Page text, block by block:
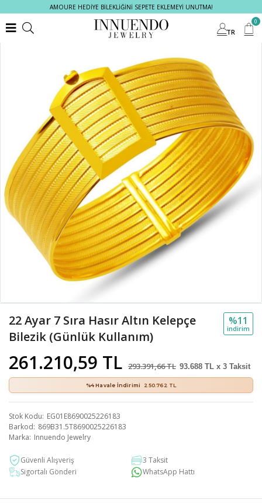
AMOURE HEDİYE BİLEKLİĞİNİ SEPETE EKLEMEYİ UNUTMA!
TR
0
22 Ayar 7 Sıra Hasır Altın Kelepçe
Bilezik (Günlük Kullanım)
261.210,59 TL 293.391,66 TL
%11
i̇ndi̇ri̇m
93.688 TL x 3 Taksit
%4 Havale İndirimi 250.762 TL
Stok Kodu EG01E8690025226183
Barkod 869B31.5T8690025226183
Marka Innuendo Jewelry
Güvenli Alışveriş
3 Taksit
Sigortalı Gönderi
WhatsApp Hattı